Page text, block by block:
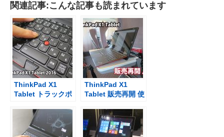
関連記事:こんな記事も読まれています
ThinkPad X1
Tablet トラックポ
てみて
ThinkPad X1
Tablet 販売再開 使
い！と言われるこ
とが多い